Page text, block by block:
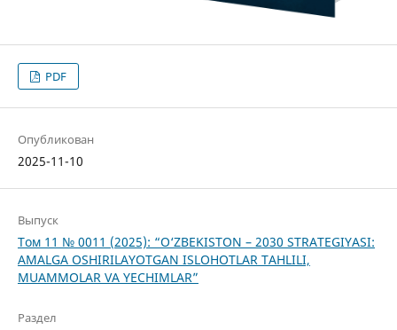
PDF
Опубликован
2025-11-10
Выпуск
Том 11 № 0011 (2025): “O‘ZBEKISTON – 2030 STRATEGIYASI:
AMALGA OSHIRILAYOTGAN ISLOHOTLAR TAHLILI,
MUAMMOLAR VA YECHIMLAR”
Раздел